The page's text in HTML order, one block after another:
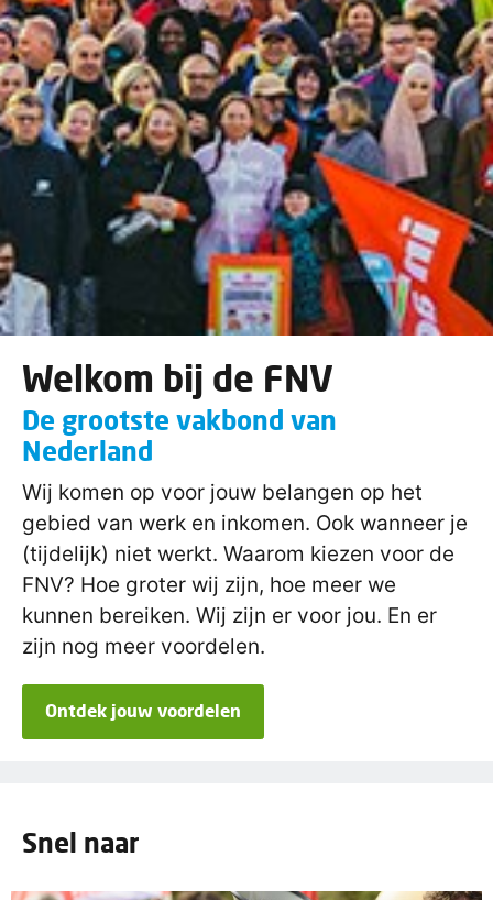
Welkom bij de FNV
De grootste vakbond van
Nederland
Wij komen op voor jouw belangen op het
gebied van werk en inkomen. Ook wanneer je
(tijdelijk) niet werkt. Waarom kiezen voor de
FNV? Hoe groter wij zijn, hoe meer we
kunnen bereiken. Wij zijn er voor jou. En er
zijn nog meer voordelen.
Ontdek jouw voordelen
Snel naar